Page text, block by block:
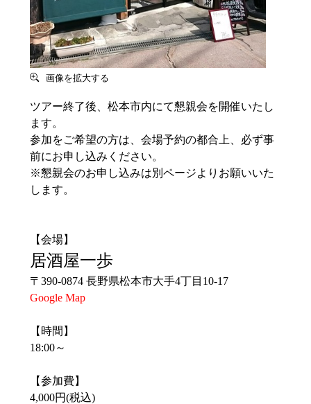
画像を拡大する
ツアー終了後、松本市内にて懇親会を開催いたし
ます。
参加をご希望の方は、会場予約の都合上、必ず事
前にお申し込みください。
※懇親会のお申し込みは別ページよりお願いいた
します。
【会場】
居酒屋一歩
〒390-0874 長野県松本市大手4丁目10-17
Google Map
【時間】
18:00～
【参加費】
4,000円(税込)